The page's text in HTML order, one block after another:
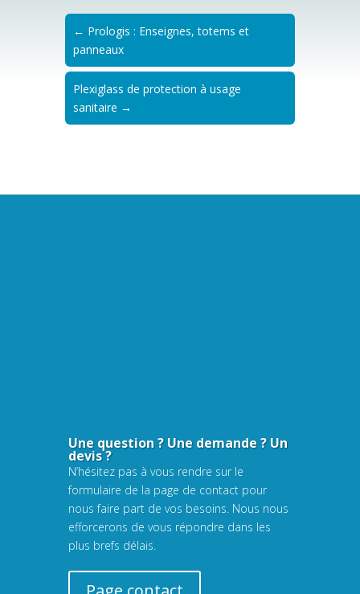
← Prologis : Enseignes, totems et
panneaux
Plexiglass de protection à usage
sanitaire →
Une question ? Une demande ? Un
devis ?
N’hésitez pas à vous rendre sur le
formulaire de la page de contact pour
nous faire part de vos besoins. Nous nous
efforcerons de vous répondre dans les
plus brefs délais.